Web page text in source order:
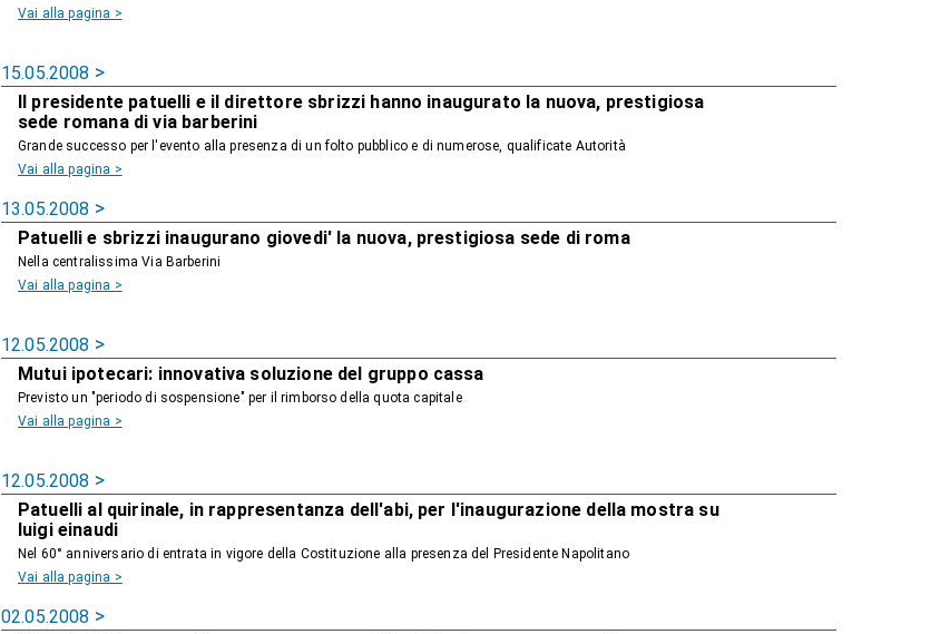
Vai alla pagina >
15.05.2008
Il presidente patuelli e il direttore sbrizzi hanno inaugurato la nuova, prestigiosa
sede romana di via barberini
Grande successo per l'evento alla presenza di un folto pubblico e di numerose, qualificate Autorità
Vai alla pagina >
13.05.2008
Patuelli e sbrizzi inaugurano giovedi' la nuova, prestigiosa sede di roma
Nella centralissima Via Barberini
Vai alla pagina >
12.05.2008
Mutui ipotecari: innovativa soluzione del gruppo cassa
Previsto un "periodo di sospensione" per il rimborso della quota capitale
Vai alla pagina >
12.05.2008
Patuelli al quirinale, in rappresentanza dell'abi, per l'inaugurazione della mostra su
luigi einaudi
Nel 60° anniversario di entrata in vigore della Costituzione alla presenza del Presidente Napolitano
Vai alla pagina >
02.05.2008